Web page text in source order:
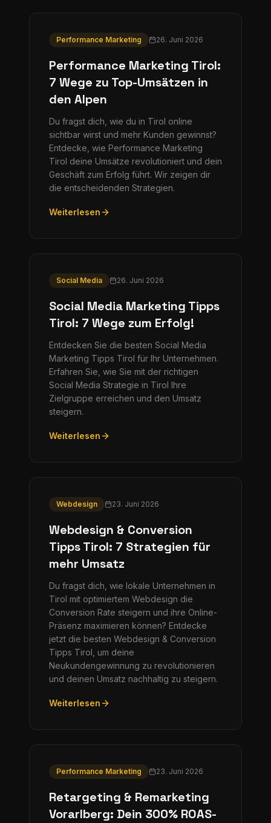
Performance Marketing 26. Juni 2026
Performance Marketing Tirol:
7 Wege zu Top-Umsätzen in
den Alpen
Du fragst dich, wie du in Tirol online
sichtbar wirst und mehr Kunden gewinnst?
Entdecke, wie Performance Marketing
Tirol deine Umsätze revolutioniert und dein
Geschäft zum Erfolg führt. Wir zeigen dir
die entscheidenden Strategien.
Weiterlesen
Social Media 26. Juni 2026
Social Media Marketing Tipps
Tirol: 7 Wege zum Erfolg!
Entdecken Sie die besten Social Media
Marketing Tipps Tirol für Ihr Unternehmen.
Erfahren Sie, wie Sie mit der richtigen
Social Media Strategie in Tirol Ihre
Zielgruppe erreichen und den Umsatz
steigern.
Weiterlesen
Webdesign 23. Juni 2026
Webdesign & Conversion
Tipps Tirol: 7 Strategien für
mehr Umsatz
Du fragst dich, wie lokale Unternehmen in
Tirol mit optimiertem Webdesign die
Conversion Rate steigern und ihre Online-
Präsenz maximieren können? Entdecke
jetzt die besten Webdesign & Conversion
Tipps Tirol, um deine
Neukundengewinnung zu revolutionieren
und deinen Umsatz nachhaltig zu steigern.
Weiterlesen
Performance Marketing 23. Juni 2026
Retargeting & Remarketing
Vorarlberg: Dein 300% ROAS-